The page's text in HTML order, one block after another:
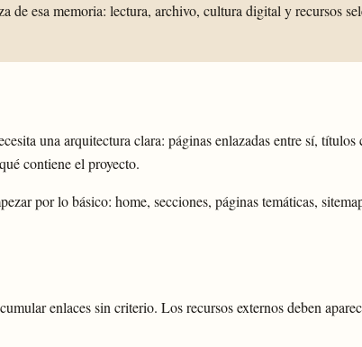
esa memoria: lectura, archivo, cultura digital y recursos
una arquitectura clara: páginas enlazadas entre sí,
contiene el proyecto.
por lo básico: home, secciones, páginas temáticas,
enlaces sin criterio. Los recursos externos deben